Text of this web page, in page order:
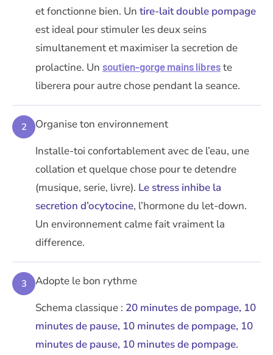
et fonctionne bien. Un tire-lait double pompage
est ideal pour stimuler les deux seins
simultanement et maximiser la secretion de
prolactine. Un soutien-gorge mains libres te
liberera pour autre chose pendant la seance.
2
Organise ton environnement
Installe-toi confortablement avec de l’eau, une
collation et quelque chose pour te detendre
(musique, serie, livre). Le stress inhibe la
secretion d’ocytocine, l’hormone du let-down.
Un environnement calme fait vraiment la
difference.
3
Adopte le bon rythme
Schema classique : 20 minutes de pompage, 10
minutes de pause, 10 minutes de pompage, 10
minutes de pause, 10 minutes de pompage.